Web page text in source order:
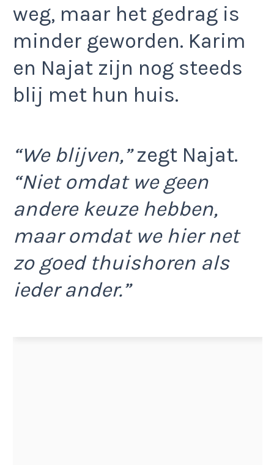
weg, maar het gedrag is
minder geworden. Karim
en Najat zijn nog steeds
blij met hun huis.
“We blijven,”zegt Najat.
“Niet omdat we geen
andere keuze hebben,
maar omdat we hier net
zo goed thuishoren als
ieder ander.”